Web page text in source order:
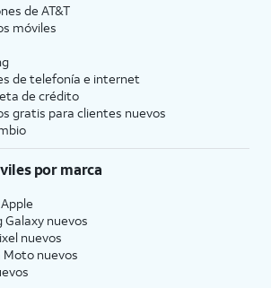
de AT&T
móviles
de telefonía e internet
de crédito
gratis para clientes nuevos
por marca
Galaxy nuevos
nuevos
nuevos